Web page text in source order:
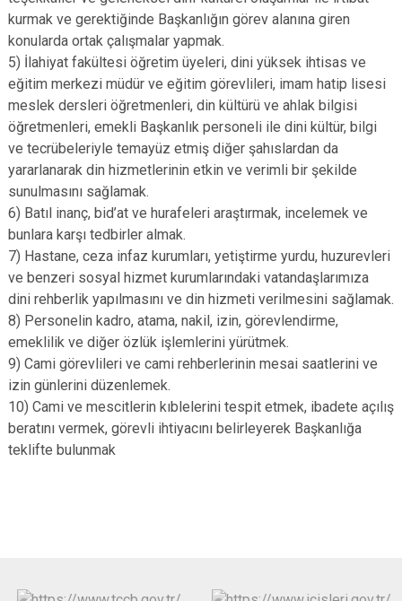
kurmak ve gerektiğinde Başkanlığın görev alanına giren
konularda ortak çalışmalar yapmak.
5) İlahiyat fakültesi öğretim üyeleri, dini yüksek ihtisas ve
eğitim merkezi müdür ve eğitim görevlileri, imam hatip lisesi
meslek dersleri öğretmenleri, din kültürü ve ahlak bilgisi
öğretmenleri, emekli Başkanlık personeli ile dini kültür, bilgi
ve tecrübeleriyle temayüz etmiş diğer şahıslardan da
yararlanarak din hizmetlerinin etkin ve verimli bir şekilde
sunulmasını sağlamak.
6) Batıl inanç, bid’at ve hurafeleri araştırmak, incelemek ve
bunlara karşı tedbirler almak.
7) Hastane, ceza infaz kurumları, yetiştirme yurdu, huzurevleri
ve benzeri sosyal hizmet kurumlarındaki vatandaşlarımıza
dini rehberlik yapılmasını ve din hizmeti verilmesini sağlamak.
8) Personelin kadro, atama, nakil, izin, görevlendirme,
emeklilik ve diğer özlük işlemlerini yürütmek.
9) Cami görevlileri ve cami rehberlerinin mesai saatlerini ve
izin günlerini düzenlemek.
10) Cami ve mescitlerin kıblelerini tespit etmek, ibadete açılış
beratını vermek, görevli ihtiyacını belirleyerek Başkanlığa
teklifte bulunmak